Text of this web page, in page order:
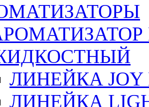
ЛИНЕЙКА JOY
ЛИНЕЙКА